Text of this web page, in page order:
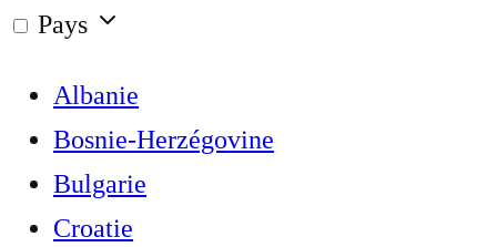
Pays
Albanie
Bosnie-Herzégovine
Bulgarie
Croatie